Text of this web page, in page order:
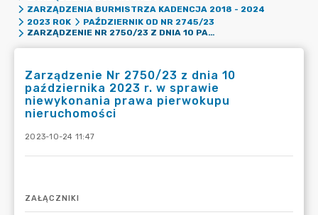
ZARZĄDZENIA BURMISTRZA KADENCJA 2018 - 2024
2023 ROK
PAŹDZIERNIK OD NR 2745/23
ZARZĄDZENIE NR 2750/23 Z DNIA 10 PAŹDZIERNIKA 2023 R. W SPRAWIE NIEWYKONANIA PRAWA PIERWOKUPU NIERUCHOMOŚCI
Zarządzenie Nr 2750/23 z dnia 10
października 2023 r. w sprawie
niewykonania prawa pierwokupu
nieruchomości
2023-10-24 11:47
ZAŁĄCZNIKI